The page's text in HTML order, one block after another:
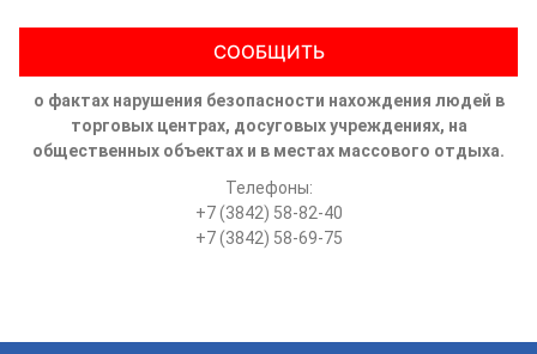
СООБЩИТЬ
о фактах нарушения безопасности нахождения людей в
торговых центрах, досуговых учреждениях, на
общественных объектах и в местах массового отдыха.
Телефоны:
+7 (3842) 58-82-40
+7 (3842) 58-69-75